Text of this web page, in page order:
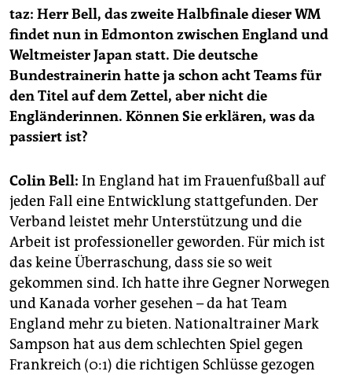
abo
genossenschaft
epaper login
taz: Herr Bell, das zweite Halbfinale dieser WM
findet nun in Edmonton zwischen England und
Weltmeister Japan statt. Die deutsche
Bundestrainerin hatte ja schon acht Teams für
den Titel auf dem Zettel, aber nicht die
Engländerinnen. Können Sie erklären, was da
passiert ist?
Colin Bell: In England hat im Frauenfußball auf
jeden Fall eine Entwicklung stattgefunden. Der
Verband leistet mehr Unterstützung und die
Arbeit ist professioneller geworden. Für mich ist
das keine Überraschung, dass sie so weit
gekommen sind. Ich hatte ihre Gegner Norwegen
und Kanada vorher gesehen – da hat Team
England mehr zu bieten. Nationaltrainer Mark
Sampson hat aus dem schlechten Spiel gegen
Frankreich (0:1) die richtigen Schlüsse gezogen